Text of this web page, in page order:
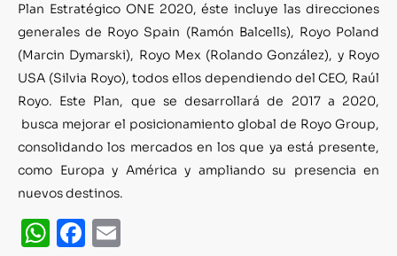
Plan Estratégico ONE 2020, éste incluye las direcciones
generales de Royo Spain (Ramón Balcells), Royo Poland
(Marcin Dymarski), Royo Mex (Rolando González), y Royo
USA (Silvia Royo), todos ellos dependiendo del CEO, Raúl
Royo. Este Plan, que se desarrollará de 2017 a 2020,
busca mejorar el posicionamiento global de Royo Group,
consolidando los mercados en los que ya está presente,
como Europa y América y ampliando su presencia en
nuevos destinos.
WhatsApp
Facebook